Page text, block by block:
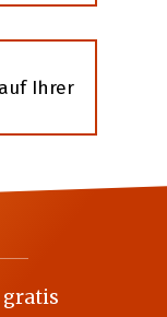
Ihrer
gratis